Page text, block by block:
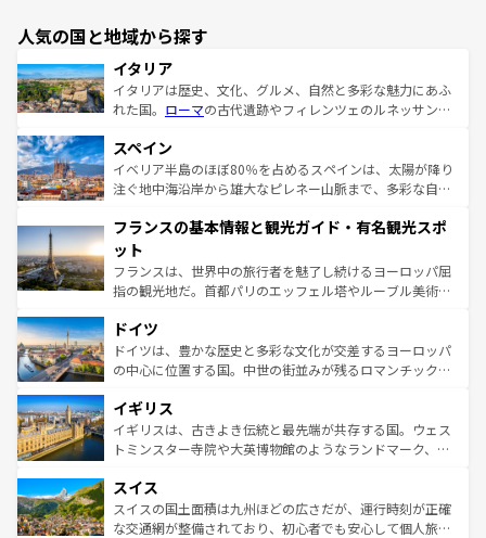
人気の国と地域から探す
イタリア
イタリアは歴史、文化、グルメ、自然と多彩な魅力にあふ
れた国。 ローマの古代遺跡やフィレンツェのルネッサンス
ろん、トスカーナの美しい田園風景やアマルフィ海岸の絶
景など、自然景観も見逃せない。観光の合間には、本場の
ピザやパスタなど、絶品のイタリア料理を堪能することも
ませてくれるイタリアで、忘れられない旅をしてみよう！
なお、新着のイタリア情報は
しい。
スペイン
イベリア半島のほぼ80％を占めるスペインは、太陽が降り
注ぐ地中海沿岸から雄大なピレネー山脈まで、多彩な自然
文化が根付くこの国では、情熱的なフラメンコ、熱気あふ
れる闘牛、そして美味しいタパスが生活の一部となってい
る。首都マドリードの洗練された雰囲気や、バルセロナの
アートに溢れた街角から、地方では古代ローマ遺跡や中世
せる。地方によって風土や気候が異なるスペインはその個
性で訪れる人を魅了する。 なお、新着のスペイン情報は コ
ンテンツ一覧を参照してほしい。
フランスの基本情報と観光ガイド・有名観光スポ
ット
フランスは、世界中の旅行者を魅了し続けるヨーロッパ屈
指の観光地だ。首都パリのエッフェル塔やルーブル美術館
で、幅広い魅力が詰まっている。華麗な宮殿、歴史的な大
聖堂、美しいビーチ、そして豊かな自然が、訪れる者を心
から魅了する。また、フランスは美食の国としても知ら
いる。シャンパンの発祥地であるランス、プロヴァンスの
香り高いラベンダー畑など、多彩な楽しみ方が可能だ。さ
らに、パリ以外の地域にも魅力が溢れており、どの街角に
れる地方に足を運ぶとそれぞれで全く異なる文化を体験で
きるだろう。 なお、新着のフランス情報はコンテンツ一覧
を参照してほしい。
ドイツ
ドイツは、豊かな歴史と多彩な文化が交差するヨーロッパ
の中心に位置する国。中世の街並みが残るロマンチック街
顔を持つこの国は、どこを歩いても飽きることがない。ベ
ルリンの文化的活気、バイエルン州のアルプスの絶景、そ
してライン川沿いのワイン畑といった風景は必見。ビール
は、お酒好きな人にはぜひ体験してほしい。 なお、新着の
ドイツ情報はコンテンツ一覧を参照してほしい。
イギリス
イギリスは、古きよき伝統と最先端が共存する国。ウェス
トミンスター寺院や大英博物館のようなランドマーク、歴
リアごとに異なる魅力がある。また、優雅なアフタヌーン
ティー、ビール好きにはたまらない英国パブ、サッカー観
戦など、本場だからこそできる体験も豊富。イギリスを旅
スイス
スイスの国土面積は九州ほどの広さだが、運行時刻が正確
な交通網が整備されており、初心者でも安心して個人旅行